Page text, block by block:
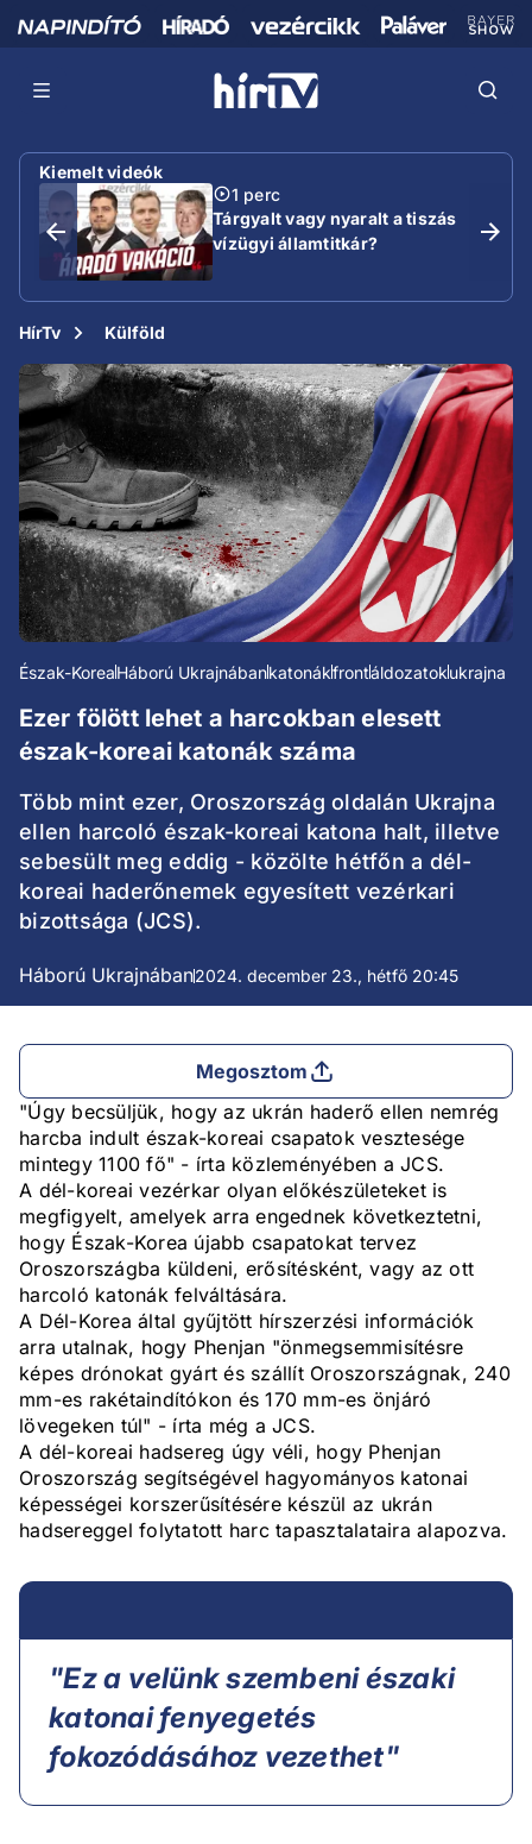
Kiemelt videók
1 perc
Tárgyalt vagy nyaralt a tiszás
vízügyi államtitkár?
HírTv Külföld
Észak-KoreaHáború Ukrajnábankatonákfrontáldozatokukrajna
Ezer fölött lehet a harcokban elesett
észak-koreai katonák száma
Több mint ezer, Oroszország oldalán Ukrajna
ellen harcoló észak-koreai katona halt, illetve
sebesült meg eddig - közölte hétfőn a dél-
koreai haderőnemek egyesített vezérkari
bizottsága (JCS).
Háború Ukrajnában2024. december 23., hétfő 20:45
Megosztom
"Úgy becsüljük, hogy az ukrán haderő ellen nemrég
harcba indult észak-koreai csapatok vesztesége
mintegy 1100 fő" - írta közleményében a JCS.
A dél-koreai vezérkar olyan előkészületeket is
megfigyelt, amelyek arra engednek következtetni,
hogy Észak-Korea újabb csapatokat tervez
Oroszországba küldeni, erősítésként, vagy az ott
harcoló katonák felváltására.
A Dél-Korea által gyűjtött hírszerzési információk
arra utalnak, hogy Phenjan "önmegsemmisítésre
képes drónokat gyárt és szállít Oroszországnak, 240
mm-es rakétaindítókon és 170 mm-es önjáró
lövegeken túl" - írta még a JCS.
A dél-koreai hadsereg úgy véli, hogy Phenjan
Oroszország segítségével hagyományos katonai
képességei korszerűsítésére készül az ukrán
hadsereggel folytatott harc tapasztalataira alapozva.
"Ez a velünk szembeni északi
katonai fenyegetés
fokozódásához vezethet"